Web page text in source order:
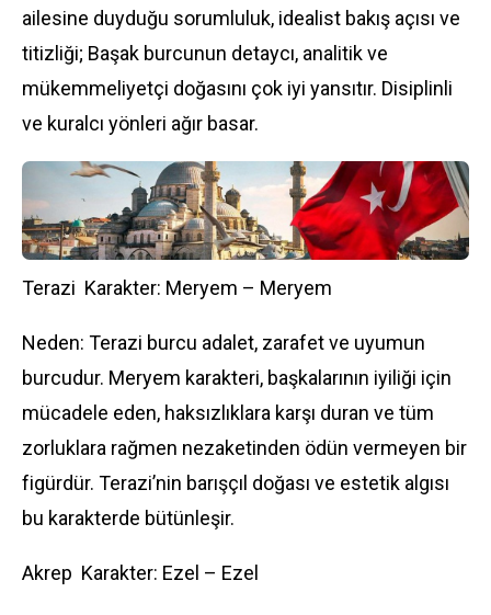
ailesine duyduğu sorumluluk, idealist bakış açısı ve
titizliği; Başak burcunun detaycı, analitik ve
mükemmeliyetçi doğasını çok iyi yansıtır. Disiplinli
ve kuralcı yönleri ağır basar.
Terazi Karakter: Meryem – Meryem
Neden: Terazi burcu adalet, zarafet ve uyumun
burcudur. Meryem karakteri, başkalarının iyiliği için
mücadele eden, haksızlıklara karşı duran ve tüm
zorluklara rağmen nezaketinden ödün vermeyen bir
figürdür. Terazi’nin barışçıl doğası ve estetik algısı
bu karakterde bütünleşir.
Akrep Karakter: Ezel – Ezel